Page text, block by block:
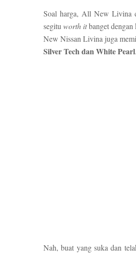
Soal harga, All New Livina
segituworth itbanget
New Nissan Livina juga
Silver Tech dan White Pearl.
Nah, buat yang suka dan